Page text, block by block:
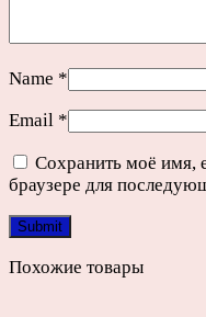
Name *
Email *
Сохранить моё имя,
браузере для
Похожие товары